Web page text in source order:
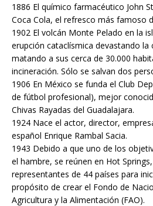
1886 El químico farmacéutico John
Coca Cola, el refresco más famoso
1902 El volcán Monte Pelado en la
erupción cataclísmica devastando la
matando a sus cerca de 30.000
incineración. Sólo se salvan dos
1906 En México se funda el Club
de fútbol profesional), mejor
Chivas Rayadas del Guadalajara.
1924 Nace el actor, director,
español Enrique Rambal Sacia.
1943 Debido a que uno de los
el hambre, se reúnen en Hot Springs,
representantes de 44 países para
propósito de crear el Fondo de
Agricultura y la Alimentación (FAO).